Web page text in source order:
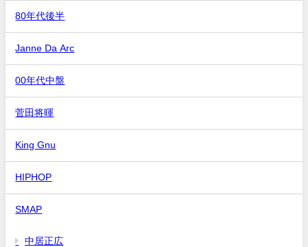
80年代後半
Janne Da Arc
00年代中盤
菅田将暉
King Gnu
HIPHOP
SMAP
中居正広